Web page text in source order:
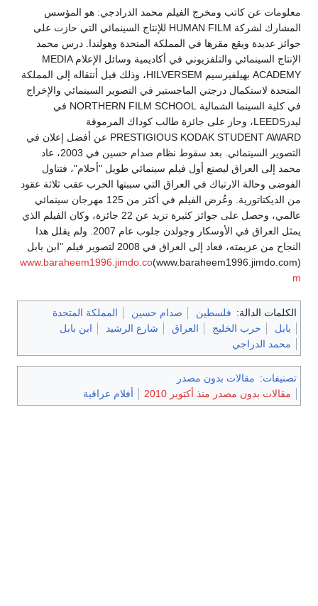
معلومات عن كاتب ومخرج الفيلم محمد الدرادجي: هو المؤسس
المشارك لشركة HUMAN FILM للإنتاج السينمائي التي حازت على
جوائز عديدة ويقع مقرها في المملكة المتحدة وهولندا. درس محمد
الإنتاج السينمائي والتلفزيوني في أكاديمية وسائل الإعلام MEDIA
ACADEMY بهيلفيرسيم HILVERSEM، وذلك قبل أنتقاله إلى المملكة
المتحدة لاستكمال درجتي الماجستير في التصوير السينمائي والإخراج
في كلية السينما الشمالية NORTHERN FILM SCHOOL في
ليدزLEEDS، وحاز على جائزة طالب كوداك المرموقة
PRESTIGIOUS KODAK STUDENT AWARD عن أفضل إعلان في
التصوير السينمائي. بعد سقوط نظام صدام حسين في 2003، عاد
محمد إلى العراق ليصنع أول فيلم سينمائي طويل "أحلام"، فتناول
الفوضى وحالة الارتباك في العراق التي سببتها الحرب عقب ثلاثة عقود
من الديكتاتورية. وعُرض الفيلم في أكثر من 125 مهرجان سينمائي
عالمي، وحصل على جوائز كثيرة تزيد عن 22 جائزة، وكان الفيلم الذي
يمثل العراق في الأوسكار وجولدن جلوب عام 2007. ولم يقلل هذا
النجاح من عزيمته، فعاد إلى العراق في 2008 لتصوير فيلم "ابن بابل
(www.baraheem1996.jimdo.com)
www.baraheem1996.jimdo.co
m
الكلمات الدالة: فلسطين صدام حسين
المملكة المتحدة
بابل
حرب الخليج العراق شارع الرشيد
ابن بابل
محمد الدراجي
تصنيفات: مقالات بدون مصدر
مقالات بدون مصدر منذ أكتوبر 2010
أفلام عراقية